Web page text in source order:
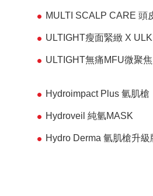
MULTI SCALP CARE 頭
ULTIGHT瘦面緊緻 X
ULTIGHT無痛MFU微聚
Hydroimpact Plus 氫肌槍
Hydroveil 純氫MASK
Hydro Derma 氫肌槍升級